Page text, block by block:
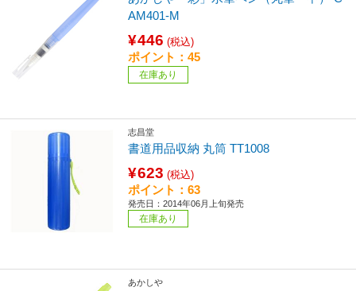
AM401-M
¥446 (税込)
ポイント：45
在庫あり
志昌堂
書道用品収納 丸筒 TT1008
¥623 (税込)
ポイント：63
発売日：2014年06月上旬発売
在庫あり
あかしや